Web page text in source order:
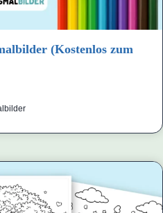
(Kostenlos zum